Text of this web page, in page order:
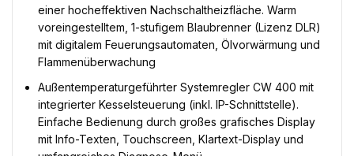
einer hocheffektiven Nachschaltheizfläche. Warm
voreingestelltem, 1-stufigem Blaubrenner (Lizenz DLR)
mit digitalem Feuerungsautomaten, Ölvorwärmung und
Flammenüberwachung
Außentemperaturgeführter Systemregler CW 400 mit
integrierter Kesselsteuerung (inkl. IP-Schnittstelle).
Einfache Bedienung durch großes grafisches Display
mit Info-Texten, Touchscreen, Klartext-Display und